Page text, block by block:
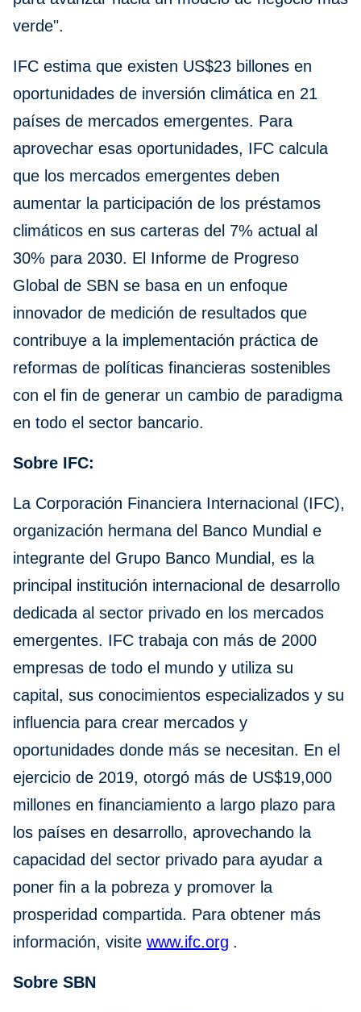
verde".
IFC estima que existen US$23 billones en
oportunidades de inversión climática en 21
países de mercados emergentes. Para
aprovechar esas oportunidades, IFC calcula
que los mercados emergentes deben
aumentar la participación de los préstamos
climáticos en sus carteras del 7% actual al
30% para 2030. El Informe de Progreso
Global de SBN se basa en un enfoque
innovador de medición de resultados que
contribuye a la implementación práctica de
reformas de políticas financieras sostenibles
con el fin de generar un cambio de paradigma
en todo el sector bancario.
Sobre IFC:
La Corporación Financiera Internacional (IFC),
organización hermana del Banco Mundial e
integrante del Grupo Banco Mundial, es la
principal institución internacional de desarrollo
dedicada al sector privado en los mercados
emergentes. IFC trabaja con más de 2000
empresas de todo el mundo y utiliza su
capital, sus conocimientos especializados y su
influencia para crear mercados y
oportunidades donde más se necesitan. En el
ejercicio de 2019, otorgó más de US$19,000
millones en financiamiento a largo plazo para
los países en desarrollo, aprovechando la
capacidad del sector privado para ayudar a
poner fin a la pobreza y promover la
prosperidad compartida. Para obtener más
información, visite www.ifc.org .
Sobre SBN